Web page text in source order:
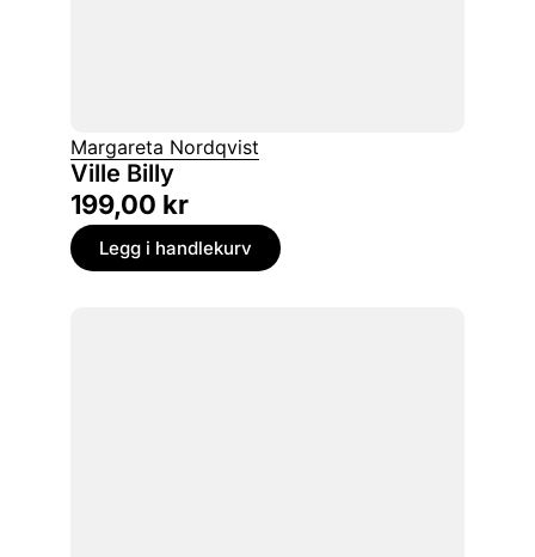
Margareta Nordqvist
Ville Billy
199,00 kr
Legg i handlekurv